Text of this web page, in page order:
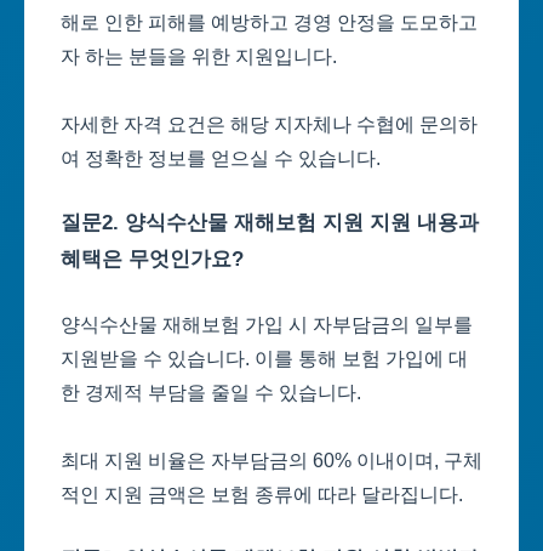
해로 인한 피해를 예방하고 경영 안정을 도모하고
자 하는 분들을 위한 지원입니다.
자세한 자격 요건은 해당 지자체나 수협에 문의하
여 정확한 정보를 얻으실 수 있습니다.
질문2. 양식수산물 재해보험 지원 지원 내용과
혜택은 무엇인가요?
양식수산물 재해보험 가입 시 자부담금의 일부를
지원받을 수 있습니다. 이를 통해 보험 가입에 대
한 경제적 부담을 줄일 수 있습니다.
최대 지원 비율은 자부담금의 60% 이내이며, 구체
적인 지원 금액은 보험 종류에 따라 달라집니다.